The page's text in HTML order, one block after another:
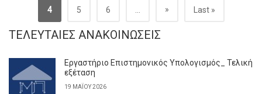
4 5 6 » Last »
ΤΕΛΕΥΤΑΊΕΣ ΑΝΑΚΟΙΝΏΣΕΙΣ
Εργαστήριο Επιστημονικός Υπολογισμός_ Τελική
εξέταση
19 ΜΑΪ́ΟΥ 2026